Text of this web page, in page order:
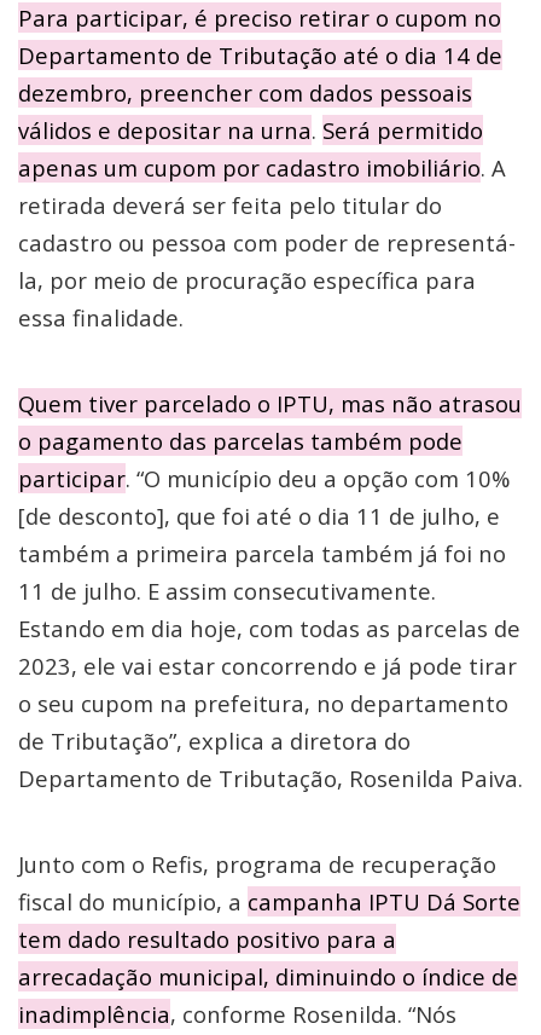
Para participar, é preciso retirar o cupom no
Departamento de Tributação até o dia 14 de
dezembro, preencher com dados pessoais
válidos e depositar na urna. Será permitido
apenas um cupom por cadastro imobiliário. A
retirada deverá ser feita pelo titular do
cadastro ou pessoa com poder de representá-
la, por meio de procuração específica para
essa finalidade.
Quem tiver parcelado o IPTU, mas não atrasou
o pagamento das parcelas também pode
participar. “O município deu a opção com 10%
[de desconto], que foi até o dia 11 de julho, e
também a primeira parcela também já foi no
11 de julho. E assim consecutivamente.
Estando em dia hoje, com todas as parcelas de
2023, ele vai estar concorrendo e já pode tirar
o seu cupom na prefeitura, no departamento
de Tributação”, explica a diretora do
Departamento de Tributação, Rosenilda Paiva.
Junto com o Refis, programa de recuperação
fiscal do município, a campanha IPTU Dá Sorte
tem dado resultado positivo para a
arrecadação municipal, diminuindo o índice de
inadimplência, conforme Rosenilda. “Nós